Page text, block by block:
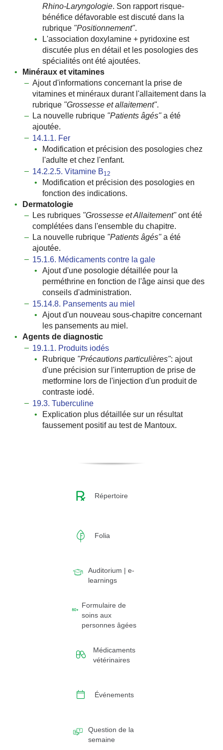
Rhino-Laryngologie. Son rapport risque-
bénéfice défavorable est discuté dans la
rubrique ʺPositionnementʺ.
L'association doxylamine + pyridoxine est
discutée plus en détail et les posologies des
spécialités ont été ajoutées.
Minéraux et vitamines
Ajout d'informations concernant la prise de
vitamines et minéraux durant l'allaitement dans la
rubrique ʺGrossesse et allaitementʺ.
La nouvelle rubrique ʺPatients âgésʺa été
ajoutée.
14.1.1. Fer
Modification et précision des posologies chez
l'adulte et chez l'enfant.
14.2.2.5. Vitamine B12
Modification et précision des posologies en
fonction des indications.
Dermatologie
Les rubriques ʺGrossesse et Allaitementʺont été
complétées dans l'ensemble du chapitre.
La nouvelle rubrique ʺPatients âgésʺa été
ajoutée.
15.1.6. Médicaments contre la gale
Ajout d'une posologie détaillée pour la
perméthrine en fonction de l'âge ainsi que des
conseils d'administration.
15.14.8. Pansements au miel
Ajout d'un nouveau sous-chapitre concernant
les pansements au miel.
Agents de diagnostic
19.1.1. Produits iodés
Rubrique ʺPrécautions particulièresʺ: ajout
d'une précision sur l'interruption de prise de
metformine lors de l'injection d'un produit de
contraste iodé.
19.3. Tuberculine
Explication plus détaillée sur un résultat
faussement positif au test de Mantoux.
Répertoire
Folia
Auditorium | e-
learnings
Formulaire de
soins aux
personnes âgées
Médicaments
vétérinaires
Événements
Question de la
semaine